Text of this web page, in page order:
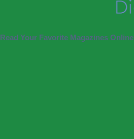
Read Your Favorite Magazines Online